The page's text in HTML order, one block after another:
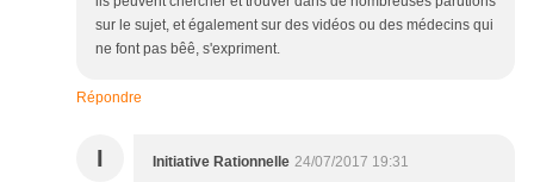
sur le sujet, et également sur des vidéos ou des médecins qui
ne font pas bêê, s'expriment.
Répondre
I Initiative Rationnelle 24/07/2017 19:31